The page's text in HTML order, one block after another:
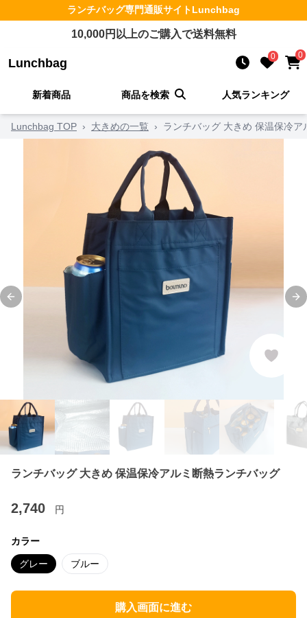
ランチバッグ専門通販サイトLunchbag
10,000円以上のご購入で送料無料
Lunchbag 0 0
新着商品 商品を検索 人気ランキング
Lunchbag TOP › 大きめの一覧 › ランチバッグ 大きめ 保温保冷
Previous slide
ランチバッグ 大きめ 保温保冷アルミ断熱ランチバッグ
2,740 円
カラー
グレー ブルー
購入画面に進む